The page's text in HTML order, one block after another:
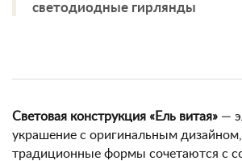
светодиодные гирлянды
Световая конструкция «Ель витая» —
украшение с оригинальным
традиционные формы сочетаются с